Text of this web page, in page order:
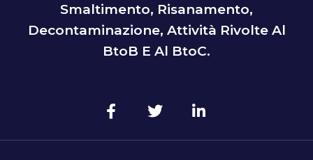
Smaltimento, Risanamento,
Decontaminazione, Attività Rivolte Al
BtoB E Al BtoC.